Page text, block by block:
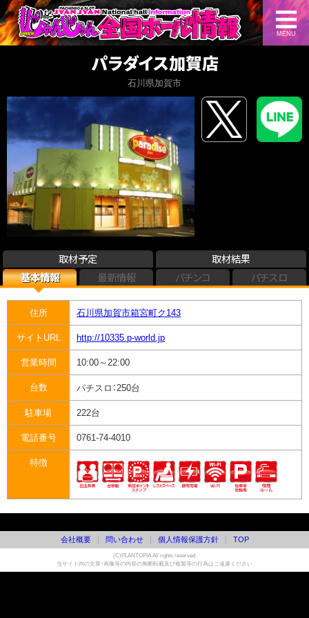
MENU
パラダイス加賀店
石川県加賀市
取材予定
取材結果
基本情報
最新情報 パチンコ パチスロ
住所 石川県加賀市箱宮町ク143
サイトURL http://10335.p-world.jp
営業時間 10:00～22:00
台数 パチスロ：250台
駐車場 222台
電話番号 0761-74-4010
特徴
会社概要 問い合わせ 個人情報保護方針 TOP
(C)PLANTOPIA All rights reserved.
当サイト内の文章・画像等の内容の無断転載及び複製等の行為はご遠慮ください